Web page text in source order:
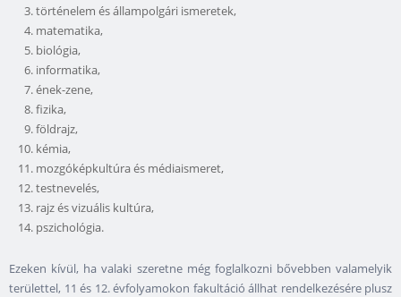
történelem és állampolgári ismeretek,
matematika,
biológia,
informatika,
ének-zene,
fizika,
földrajz,
kémia,
mozgóképkultúra és médiaismeret,
testnevelés,
rajz és vizuális kultúra,
pszichológia.
Ezeken kívül, ha valaki szeretne még foglalkozni bővebben valamelyik
területtel, 11 és 12. évfolyamokon fakultáció állhat rendelkezésére plusz